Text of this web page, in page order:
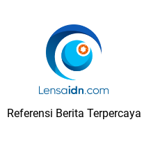
LensaIDN
Referensi Berita Terpercaya